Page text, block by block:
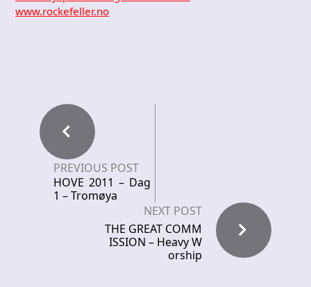
www.rockefeller.no
PREVIOUS POST
HOVE 2011 – Dag
1 – Tromøya
NEXT POST
THE GREAT COMM
ISSION – Heavy W
orship